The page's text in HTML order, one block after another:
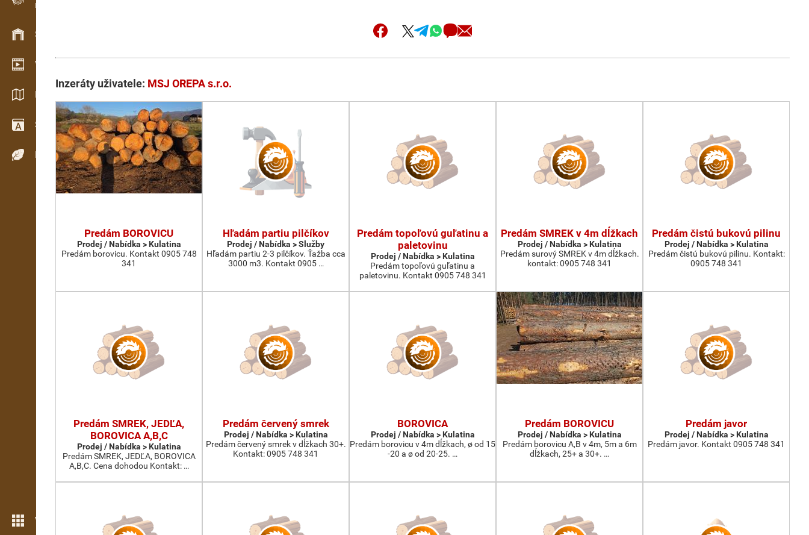
Evidence dřeva v terénu
Skladové hospodářství
Video showroom
Katalogy / Brožury
Slovník
Dřeviny
Více možností
Inzeráty uživatele: MSJ OREPA s.r.o.
Predám BOROVICU
Prodej / Nabídka > Kulatina
Predám borovicu. Kontakt 0905 748
341
Hľadám partiu pilčíkov
Prodej / Nabídka > Služby
Hľadám partiu 2-3 pilčíkov. Ťažba cca
3000 m3. Kontakt 0905 …
Predám topoľovú guľatinu a
paletovinu
Prodej / Nabídka > Kulatina
Predám topoľovú guľatinu a
paletovinu. Kontakt 0905 748 341
Predám SMREK v 4m dĺžkach
Prodej / Nabídka > Kulatina
Predám surový SMREK v 4m dĺžkach.
kontakt: 0905 748 341
Predám čistú bukovú pilinu
Prodej / Nabídka > Kulatina
Predám čistú bukovú pilinu. Kontakt:
0905 748 341
Predám SMREK, JEDĽA,
BOROVICA A,B,C
Prodej / Nabídka > Kulatina
Predám SMREK, JEDĽA, BOROVICA
A,B,C. Cena dohodou Kontakt: …
Predám červený smrek
Prodej / Nabídka > Kulatina
Predám červený smrek v dĺžkach 30+.
Kontakt: 0905 748 341
BOROVICA
Prodej / Nabídka > Kulatina
Predám borovicu v 4m dĺžkach, ø od 15
-20 a ø od 20-25. …
Predám BOROVICU
Prodej / Nabídka > Kulatina
Predám borovicu A,B v 4m, 5m a 6m
dĺžkach, 25+ a 30+. …
Predám javor
Prodej / Nabídka > Kulatina
Predám javor. Kontakt 0905 748 341